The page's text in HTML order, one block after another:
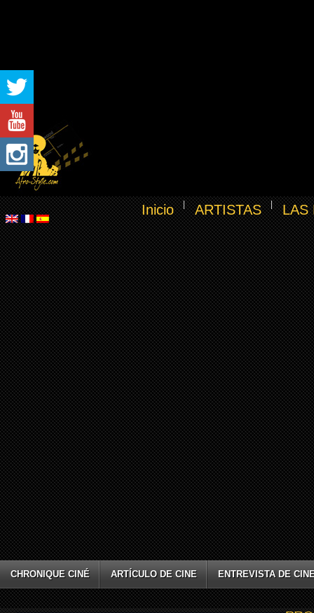
Inicio ARTISTAS LAS
CHRONIQUE CINÉ ARTÍCULO DE CINE ENTREVISTA DE